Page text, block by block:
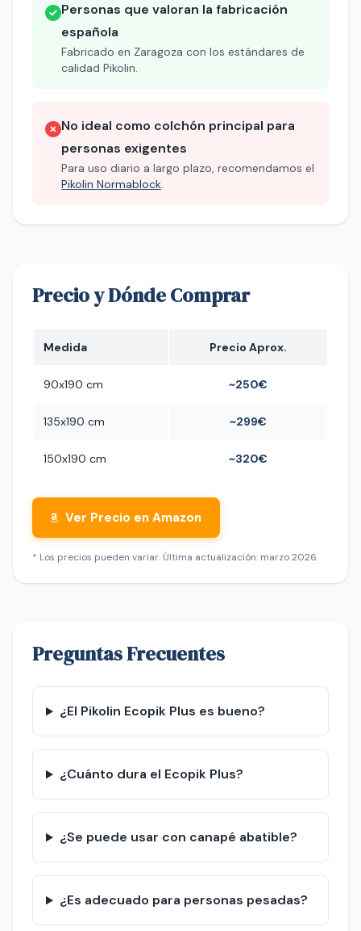
Personas que valoran la fabricación
española
Fabricado en Zaragoza con los estándares de
calidad Pikolin.
No ideal como colchón principal para
personas exigentes
Para uso diario a largo plazo, recomendamos el
Pikolin Normablock.
Precio y Dónde Comprar
Medida Precio Aprox.
90x190 cm ~250€
135x190 cm ~299€
150x190 cm ~320€
Ver Precio en Amazon
* Los precios pueden variar. Última actualización: marzo 2026.
Preguntas Frecuentes
¿El Pikolin Ecopik Plus es bueno?
¿Cuánto dura el Ecopik Plus?
¿Se puede usar con canapé abatible?
¿Es adecuado para personas pesadas?